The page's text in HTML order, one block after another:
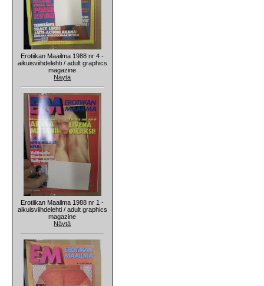
Erotiikan Maailma 1988 nr 4 -
aikuisviihdelehti / adult graphics
magazine
Näytä
Erotiikan Maailma 1988 nr 1 -
aikuisviihdelehti / adult graphics
magazine
Näytä